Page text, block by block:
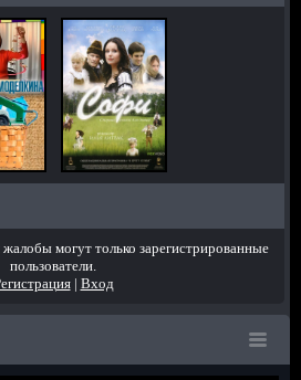
могут только зарегистрированные
пользователи.
| Вход